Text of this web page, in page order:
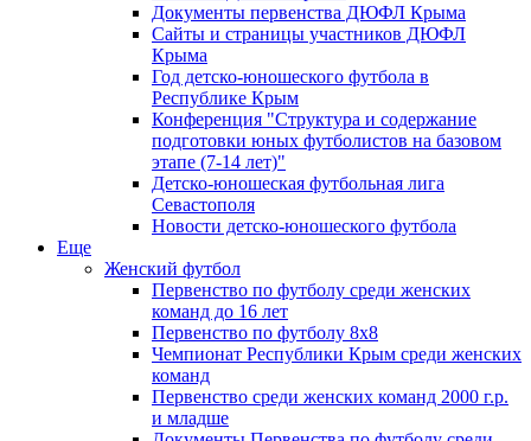
Документы первенства ДЮФЛ Крыма
Сайты и страницы участников ДЮФЛ
Крыма
Год детско-юношеского футбола в
Республике Крым
Конференция "Структура и содержание
подготовки юных футболистов на базовом
этапе (7-14 лет)"
Детско-юношеская футбольная лига
Севастополя
Новости детско-юношеского футбола
Еще
Женский футбол
Первенство по футболу среди женских
команд до 16 лет
Первенство по футболу 8х8
Чемпионат Республики Крым среди женских
команд
Первенство среди женских команд 2000 г.р.
и младше